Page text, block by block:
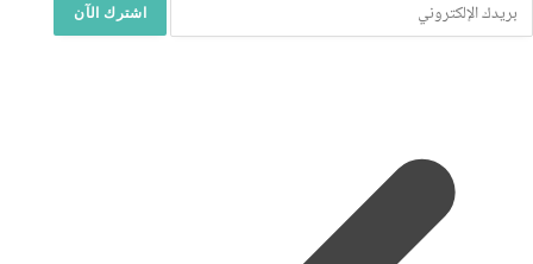
اشترك الآن